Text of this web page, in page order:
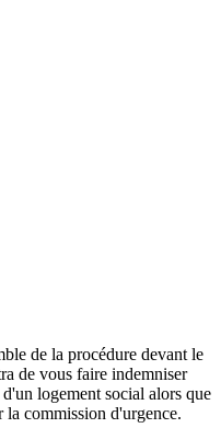
de la procédure devant le
de vous faire indemniser
logement social alors que
la commission d'urgence.